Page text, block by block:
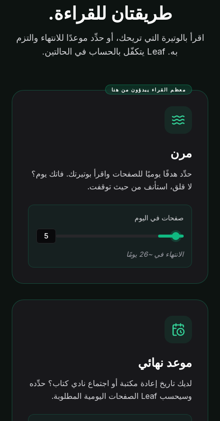
طريقتان للقراءة.
اقرأ بالوتيرة التي تريحك، أو حدِّد موعدًا للانتهاء والتزم
به. Leaf يتكفّل بالحساب في الحالتين.
معظم القراء يبدؤون من هنا
مرن
حدِّد هدفًا يوميًا للصفحات واقرأ بوتيرتك. فاتك يوم؟
لا قلق، استأنف من حيث توقفت.
صفحات في اليوم
5
الانتهاء في ~26 يومًا
موعد نهائي
لديك تاريخ إعادة مكتبة أو اجتماع نادي كتاب؟ حدِّده
وسيحسب Leaf الصفحات اليومية المطلوبة.